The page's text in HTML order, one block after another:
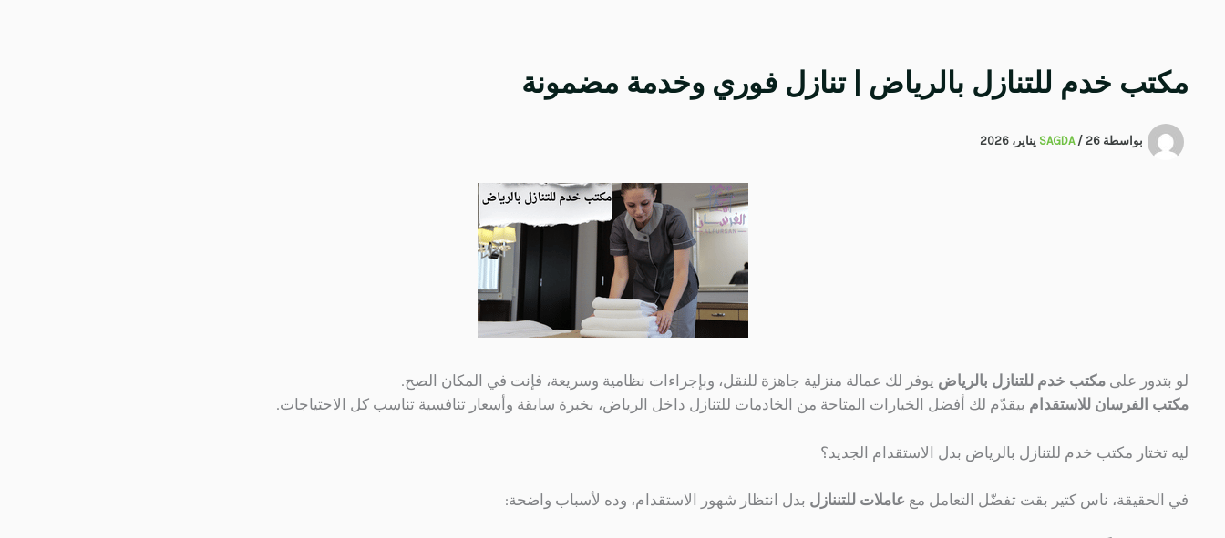
مكتب خدم للتنازل بالرياض | تنازل فوري وخدمة مضمونة
بواسطة SAGDA / 26 يناير، 2026
لو بتدور على مكتب خدم للتنازل بالرياض يوفر لك عمالة منزلية جاهزة للنقل، وبإجراءات نظامية وسريعة، فإنت في المكان الصح.
مكتب الفرسان للاستقدام بيقدّم لك أفضل الخيارات المتاحة من الخادمات للتنازل داخل الرياض، بخبرة سابقة وأسعار تنافسية تناسب كل الاحتياجات.
ليه تختار مكتب خدم للتنازل بالرياض بدل الاستقدام الجديد؟
في الحقيقة، ناس كتير بقت تفضّل التعامل مع عاملات للتننازل بدل انتظار شهور الاستقدام، وده لأسباب واضحة: